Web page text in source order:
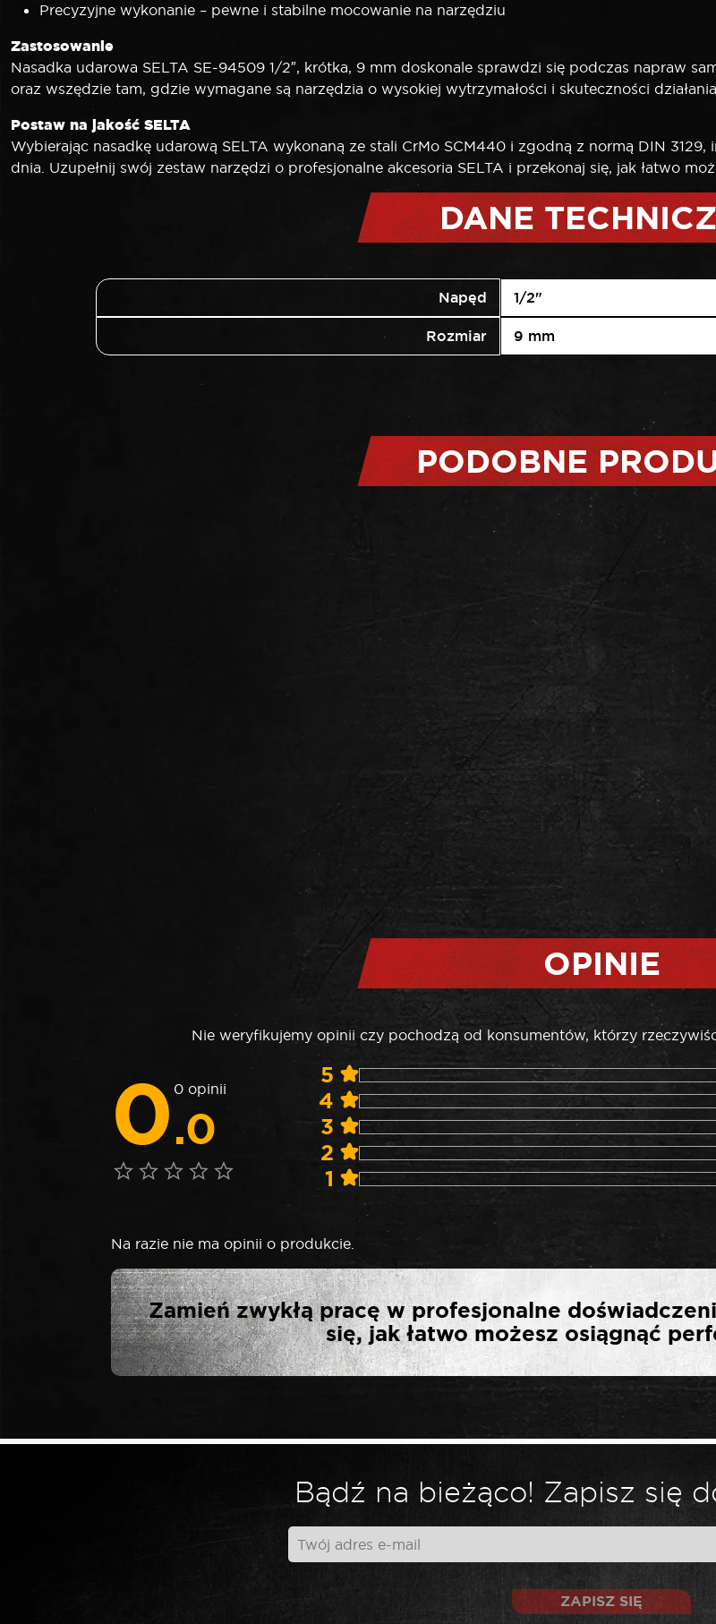
Precyzyjne wykonanie – pewne i stabilne mocowanie na narzędziu
Zastosowanie
Nasadka udarowa SELTA SE-94509 1/2″, krótka, 9 mm doskonale sprawdzi się podczas napraw
oraz wszędzie tam, gdzie wymagane są narzędzia o wysokiej wytrzymałości i skuteczności
Postaw na jakość SELTA
Wybierając nasadkę udarową SELTA wykonaną ze stali CrMo SCM440 i zgodną z normą DIN
dnia. Uzupełnij swój zestaw narzędzi o profesjonalne akcesoria SELTA i przekonaj się, jak łatwo
DANE
Napęd 1/2"
Rozmiar 9 mm
PODOBNE
OPINIE
Nie weryfikujemy opinii czy pochodzą od konsumentów, którzy
0.0
0 opinii 5
4
3
2
1
Na razie nie ma opinii o produkcie.
NAPISZ PIERWSZĄ OPINIĘ O
UDAROWA KRÓTKA
Wymagane pola są oznaczone
Twoja ocena*
Zamień zwykłą pracę w profesjonalne
się, jak łatwo możesz osiągnąć
Bądź na bieżąco! Zapisz się
ZAPISZ SIĘ